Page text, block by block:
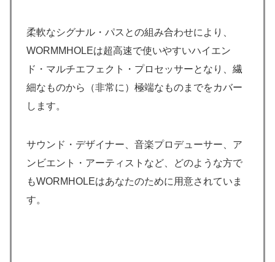
柔軟なシグナル・パスとの組み合わせにより、
WORMMHOLEは超高速で使いやすいハイエン
ド・マルチエフェクト・プロセッサーとなり、繊
細なものから（非常に）極端なものまでをカバー
します。
サウンド・デザイナー、音楽プロデューサー、ア
ンビエント・アーティストなど、どのような方で
もWORMHOLEはあなたのために用意されていま
す。